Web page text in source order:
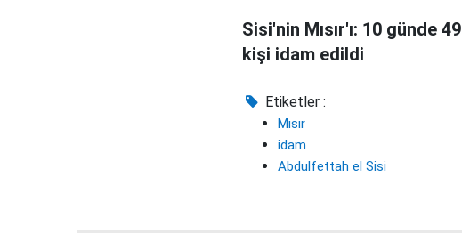
Sisi'nin Mısır'ı: 10 günde 49
kişi idam edildi
Etiketler :
Mısır
idam
Abdulfettah el Sisi